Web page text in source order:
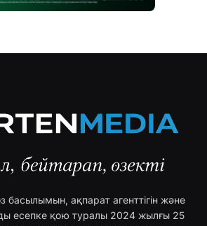
басылымын, ақпарат агенттігін және
есепке қою туралы 2024 жылғы 25